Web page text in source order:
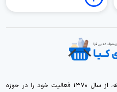
بنکداری کیا با بیش از سه دهه سابقه، از سال ۱۳۷۰ فعالیت خود را در حوزه